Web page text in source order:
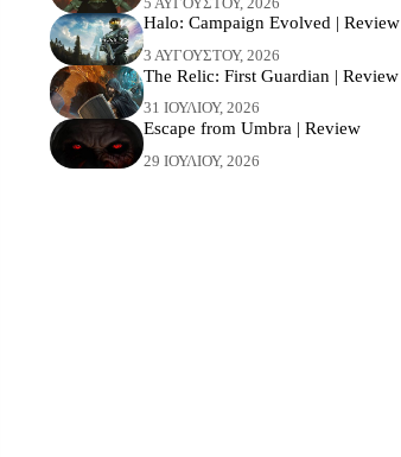
Halo: Campaign Evolved | Review
3 ΑΥΓΟΎΣΤΟΥ, 2026
The Relic: First Guardian | Review
31 ΙΟΥΛΊΟΥ, 2026
Escape from Umbra | Review
29 ΙΟΥΛΊΟΥ, 2026